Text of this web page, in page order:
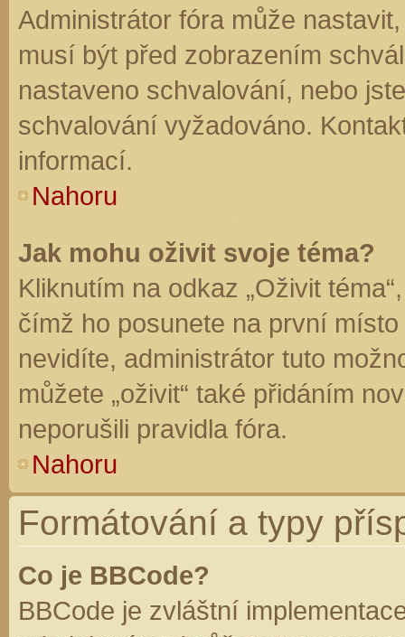
Administrátor fóra může
musí být před zobrazením
nastaveno schvalování, nebo
schvalování vyžadováno.
informací.
Nahoru
Jak mohu oživit svoje téma?
Kliknutím na odkaz „Oživit
čímž ho posunete na první
nevidíte, administrátor tuto
můžete „oživit“ také přidáním
neporušili pravidla fóra.
Nahoru
Formátování a typy
Co je BBCode?
BBCode je zvláštní